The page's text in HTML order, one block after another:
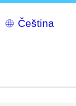
Select
your